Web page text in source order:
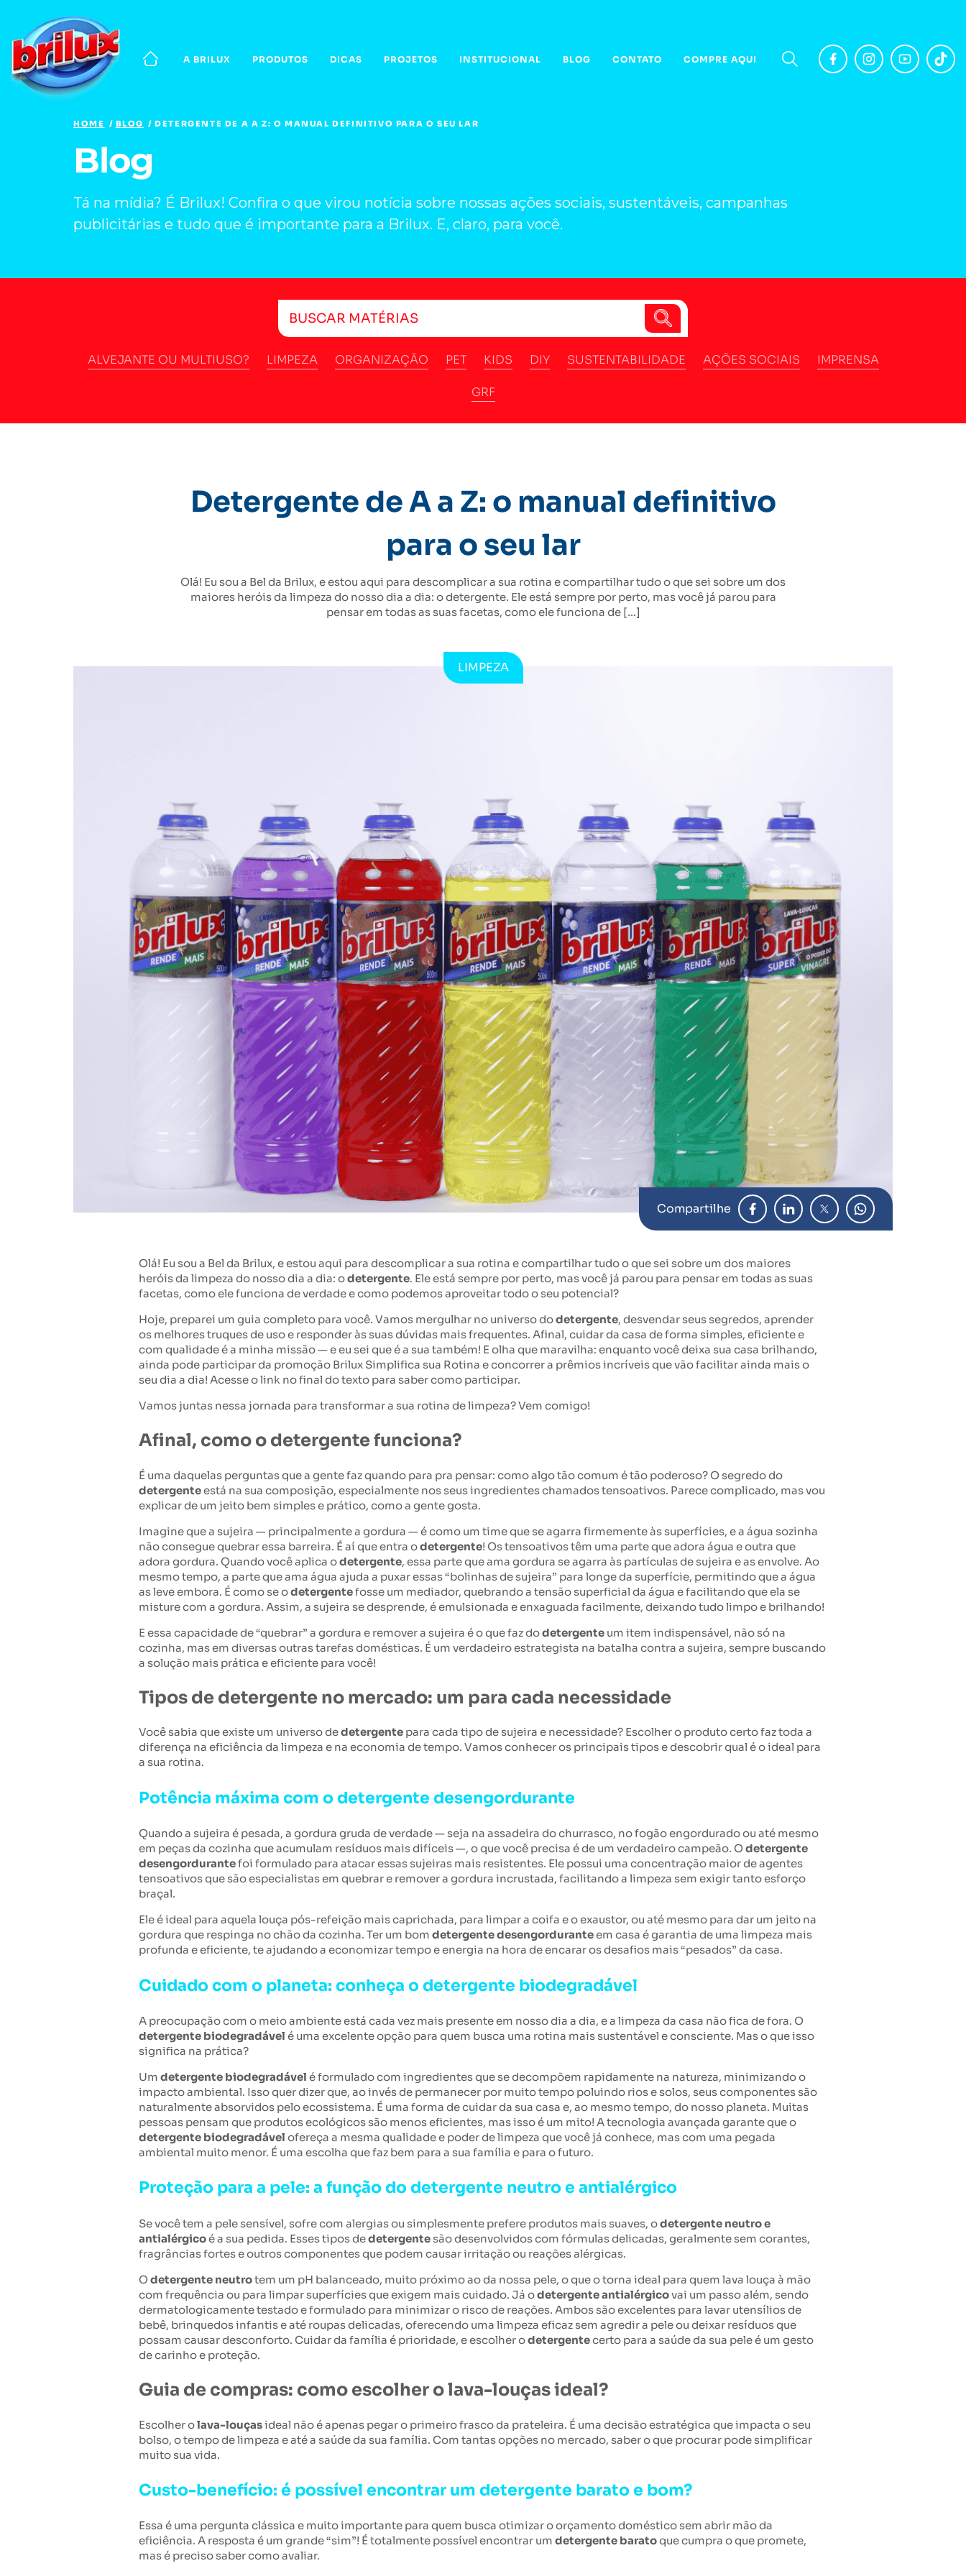
A BRILUX PRODUTOS DICAS PROJETOS INSTITUCIONAL BLOG CONTATO COMPRE AQUI
HOME BLOG DETERGENTE DE A A Z: O MANUAL DEFINITIVO PARA O SEU LAR
Blog
Tá na mídia? É Brilux! Confira o que virou notícia sobre nossas ações sociais, sustentáveis, campanhas
publicitárias e tudo que é importante para a Brilux. E, claro, para você.
ALVEJANTE OU MULTIUSO? LIMPEZA ORGANIZAÇÃO PET KIDS DIY SUSTENTABILIDADE AÇÕES SOCIAIS IMPRENSA
GRF
Detergente de A a Z: o manual definitivo
para o seu lar
Olá! Eu sou a Bel da Brilux, e estou aqui para descomplicar a sua rotina e compartilhar tudo o que sei sobre um dos
maiores heróis da limpeza do nosso dia a dia: o detergente. Ele está sempre por perto, mas você já parou para
pensar em todas as suas facetas, como ele funciona de […]
LIMPEZA
Compartilhe
Olá! Eu sou a Bel da Brilux, e estou aqui para descomplicar a sua rotina e compartilhar tudo o que sei sobre um dos maiores
heróis da limpeza do nosso dia a dia: odetergente. Ele está sempre por perto, mas você já parou para pensar em todas as suas
facetas, como ele funciona de verdade e como podemos aproveitar todo o seu potencial?
Hoje, preparei um guia completo para você. Vamos mergulhar no universo dodetergente, desvendar seus segredos, aprender
os melhores truques de uso e responder às suas dúvidas mais frequentes. Afinal, cuidar da casa de forma simples, eficiente e
com qualidade é a minha missão — e eu sei que é a sua também! E olha que maravilha: enquanto você deixa sua casa brilhando,
ainda pode participar da promoção Brilux Simplifica sua Rotina e concorrer a prêmios incríveis que vão facilitar ainda mais o
seu dia a dia! Acesse o link no final do texto para saber como participar.
Vamos juntas nessa jornada para transformar a sua rotina de limpeza? Vem comigo!
Afinal, como o detergente funciona?
É uma daquelas perguntas que a gente faz quando para pra pensar: como algo tão comum é tão poderoso? O segredo do
detergenteestá na sua composição, especialmente nos seus ingredientes chamados tensoativos. Parece complicado, mas vou
explicar de um jeito bem simples e prático, como a gente gosta.
Imagine que a sujeira — principalmente a gordura — é como um time que se agarra firmemente às superfícies, e a água sozinha
não consegue quebrar essa barreira. É aí que entra odetergente! Os tensoativos têm uma parte que adora água e outra que
adora gordura. Quando você aplica odetergente, essa parte que ama gordura se agarra às partículas de sujeira e as envolve. Ao
mesmo tempo, a parte que ama água ajuda a puxar essas “bolinhas de sujeira” para longe da superfície, permitindo que a água
as leve embora. É como se odetergentefosse um mediador, quebrando a tensão superficial da água e facilitando que ela se
misture com a gordura. Assim, a sujeira se desprende, é emulsionada e enxaguada facilmente, deixando tudo limpo e brilhando!
E essa capacidade de “quebrar” a gordura e remover a sujeira é o que faz dodetergente um item indispensável, não só na
cozinha, mas em diversas outras tarefas domésticas. É um verdadeiro estrategista na batalha contra a sujeira, sempre buscando
a solução mais prática e eficiente para você!
Tipos de detergente no mercado: um para cada necessidade
Você sabia que existe um universo dedetergente para cada tipo de sujeira e necessidade? Escolher o produto certo faz toda a
diferença na eficiência da limpeza e na economia de tempo. Vamos conhecer os principais tipos e descobrir qual é o ideal para
a sua rotina.
Potência máxima com o detergente desengordurante
Quando a sujeira é pesada, a gordura gruda de verdade — seja na assadeira do churrasco, no fogão engordurado ou até mesmo
em peças da cozinha que acumulam resíduos mais difíceis —, o que você precisa é de um verdadeiro campeão. Odetergente
desengordurantefoi formulado para atacar essas sujeiras mais resistentes. Ele possui uma concentração maior de agentes
tensoativos que são especialistas em quebrar e remover a gordura incrustada, facilitando a limpeza sem exigir tanto esforço
braçal.
Ele é ideal para aquela louça pós-refeição mais caprichada, para limpar a coifa e o exaustor, ou até mesmo para dar um jeito na
gordura que respinga no chão da cozinha. Ter um bomdetergente desengorduranteem casa é garantia de uma limpeza mais
profunda e eficiente, te ajudando a economizar tempo e energia na hora de encarar os desafios mais “pesados” da casa.
Cuidado com o planeta: conheça o detergente biodegradável
A preocupação com o meio ambiente está cada vez mais presente em nosso dia a dia, e a limpeza da casa não fica de fora. O
detergente biodegradável é uma excelente opção para quem busca uma rotina mais sustentável e consciente. Mas o que isso
significa na prática?
Umdetergente biodegradável é formulado com ingredientes que se decompõem rapidamente na natureza, minimizando o
impacto ambiental. Isso quer dizer que, ao invés de permanecer por muito tempo poluindo rios e solos, seus componentes são
naturalmente absorvidos pelo ecossistema. É uma forma de cuidar da sua casa e, ao mesmo tempo, do nosso planeta. Muitas
pessoas pensam que produtos ecológicos são menos eficientes, mas isso é um mito! A tecnologia avançada garante que o
detergente biodegradável ofereça a mesma qualidade e poder de limpeza que você já conhece, mas com uma pegada
ambiental muito menor. É uma escolha que faz bem para a sua família e para o futuro.
Proteção para a pele: a função do detergente neutro e antialérgico
Se você tem a pele sensível, sofre com alergias ou simplesmente prefere produtos mais suaves, odetergente neutro e
antialérgicoé a sua pedida. Esses tipos dedetergente são desenvolvidos com fórmulas delicadas, geralmente sem corantes,
fragrâncias fortes e outros componentes que podem causar irritação ou reações alérgicas.
Odetergente neutrotem um pH balanceado, muito próximo ao da nossa pele, o que o torna ideal para quem lava louça à mão
com frequência ou para limpar superfícies que exigem mais cuidado. Já odetergente antialérgicovai um passo além, sendo
dermatologicamente testado e formulado para minimizar o risco de reações. Ambos são excelentes para lavar utensílios de
bebê, brinquedos infantis e até roupas delicadas, oferecendo uma limpeza eficaz sem agredir a pele ou deixar resíduos que
possam causar desconforto. Cuidar da família é prioridade, e escolher odetergentecerto para a saúde da sua pele é um gesto
de carinho e proteção.
Guia de compras: como escolher o lava-louças ideal?
Escolher olava-louçasideal não é apenas pegar o primeiro frasco da prateleira. É uma decisão estratégica que impacta o seu
bolso, o tempo de limpeza e até a saúde da sua família. Com tantas opções no mercado, saber o que procurar pode simplificar
muito sua vida.
Custo-benefício: é possível encontrar um detergente barato e bom?
Essa é uma pergunta clássica e muito importante para quem busca otimizar o orçamento doméstico sem abrir mão da
eficiência. A resposta é um grande “sim”! É totalmente possível encontrar umdetergente baratoque cumpra o que promete,
mas é preciso saber como avaliar.